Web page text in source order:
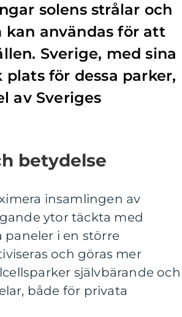
solens strålar och
användas för att
Sverige, med sina
för dessa parker,
av Sveriges
betydelse
insamlingen av
ytor täckta med
paneler i en större
och göras mer
självbärande och
både för privata